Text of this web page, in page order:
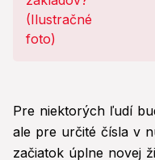
Pre niektorých ľudí
ale pre určité čísla v
začiatok úplne novej